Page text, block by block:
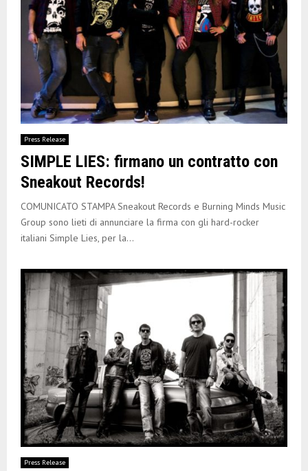
Press Release
SIMPLE LIES: firmano un contratto con
Sneakout Records!
COMUNICATO STAMPA Sneakout Records e Burning Minds Music
Group sono lieti di annunciare la firma con gli hard-rocker
italiani Simple Lies, per la...
Press Release